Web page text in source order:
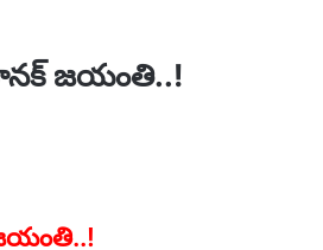
జయంతి..!
జయంతి..!